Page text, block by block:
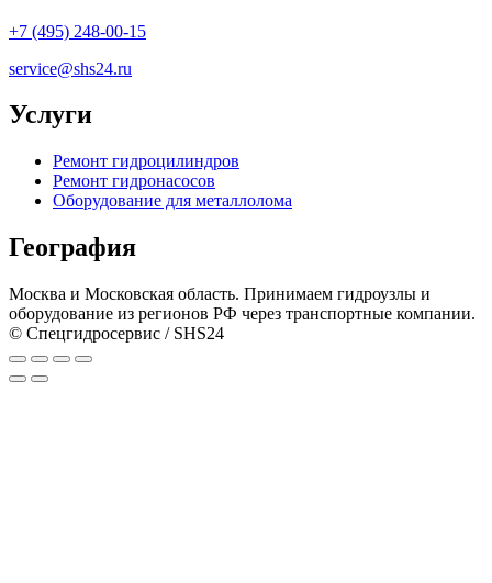
+7 (495) 248-00-15
service@shs24.ru
Услуги
Ремонт гидроцилиндров
Ремонт гидронасосов
Оборудование для металлолома
География
Москва и Московская область. Принимаем гидроузлы и
оборудование из регионов РФ через транспортные компании.
© Спецгидросервис / SHS24